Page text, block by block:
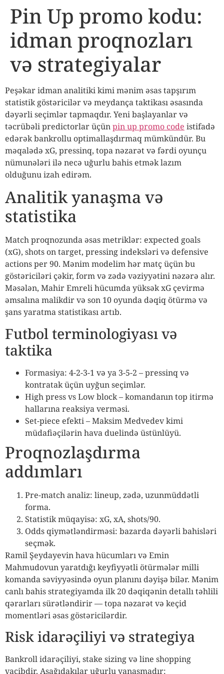
Pin Up promo kodu:
idman proqnozları
və strategiyalar
Peşəkar idman analitiki kimi mənim əsas tapşırım
statistik göstəricilər və meydança taktikası əsasında
dəyərli seçimlər tapmaqdır. Yeni başlayanlar və
təcrübəli predictorlar üçünpin up promo code istifadə
edərək bankrollu optimallaşdırmaq mümkündür. Bu
məqalədə xG, pressinq, topa nəzarət və fərdi oyunçu
nümunələri ilə necə uğurlu bahis etmək lazım
olduğunu izah edirəm.
Analitik yanaşma və
statistika
Match proqnozunda əsas metriklər: expected goals
(xG), shots on target, pressing indeksləri və defensive
actions per 90. Mənim modelim hər matç üçün bu
göstəriciləri çəkir, form və zədə vəziyyətini nəzərə alır.
Məsələn, Mahir Emreli hücumda yüksək xG çevirmə
əmsalına malikdir və son 10 oyunda dəqiq ötürmə və
şans yaratma statistikası artıb.
Futbol terminologiyası və
taktika
Formasiya: 4-2-3-1 və ya 3-5-2 – pressinq və
kontratak üçün uyğun seçimlər.
High press vs Low block – komandanın top itirmə
hallarına reaksiya verməsi.
Set-piece efekti – Maksim Medvedev kimi
müdafiəçilərin hava duelində üstünlüyü.
Proqnozlaşdırma
addımları
Pre-match analiz: lineup, zədə, uzunmüddətli
forma.
Statistik müqayisə: xG, xA, shots/90.
Odds qiymətləndirməsi: bazarda dəyərli bahisləri
seçmək.
Ramil Şeydayevin hava hücumları və Emin
Mahmudovun yaratdığı keyfiyyətli ötürmələr milli
komanda səviyyəsində oyun planını dəyişə bilər. Mənim
canlı bahis strategiyamda ilk 20 dəqiqənin detallı təhlili
qərarları sürətləndirir — topa nəzarət və keçid
momentləri əsas göstəricilərdir.
Risk idarəçiliyi və strategiya
Bankroll idarəçiliyi, stake sizing və line shopping
vacibdir. Aşağıdakılar uğurlu yanaşmadır: